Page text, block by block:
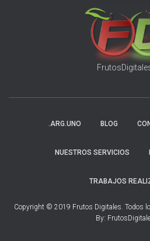
.ARG.UNO BLOG
NUESTROS SERVICIOS
TRABAJOS